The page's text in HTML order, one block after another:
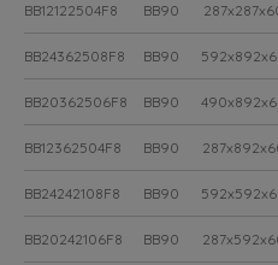
BB12122504F8 BB90
BB24362508F8 BB90
BB20362506F8 BB90
BB12362504F8 BB90
BB24242108F8 BB90
BB20242106F8 BB90